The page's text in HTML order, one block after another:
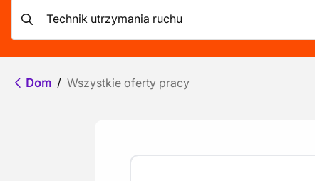
Dom / Wszystkie oferty pracy